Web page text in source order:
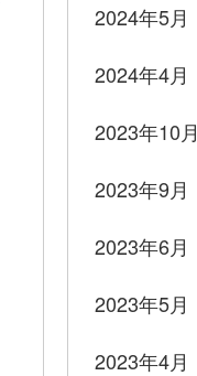
2024年5月
2024年4月
2023年10月
2023年9月
2023年6月
2023年5月
2023年4月